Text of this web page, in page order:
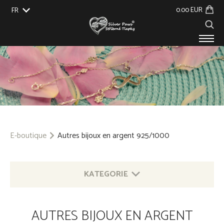
FR
0.00 EUR
PRODUITS
À PROPOS DE NOUS
ÉVÉNEMENTS
BLOG
E-boutique Autres bijoux en argent 925/1000
KATEGORIE
925/1000AUTRES BIJOUX EN ARGENT